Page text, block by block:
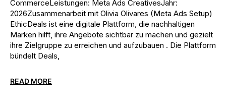
CommerceLeistungen: Meta Ads CreativesJahr:
2026Zusammenarbeit mit Olivia Olivares (Meta Ads Setup)
EthicDeals ist eine digitale Plattform, die nachhaltigen
Marken hilft, ihre Angebote sichtbar zu machen und gezielt
ihre Zielgruppe zu erreichen und aufzubauen . Die Plattform
bündelt Deals,
READ MORE